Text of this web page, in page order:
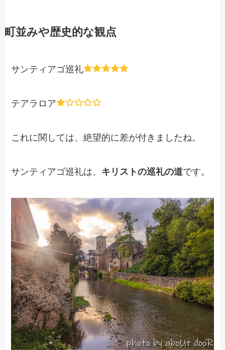
町並みや歴史的な観点
サンティアゴ巡礼
テアラロア
これに関しては、絶望的に差が付きましたね。
サンティアゴ巡礼は、 キリストの巡礼の道です。